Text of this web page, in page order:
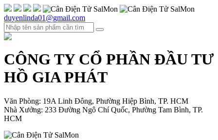
duyenlinda01@gmail.com
CÔNG TY CỔ PHẦN ĐẦU TƯ
HỒ GIA PHÁT
Văn Phòng: 19A Linh Đông, Phường Hiệp Bình, TP. HCM
Nhà Xưởng: 233 Đường Ngô Chí Quốc, Phường Tam Bình, TP.
HCM